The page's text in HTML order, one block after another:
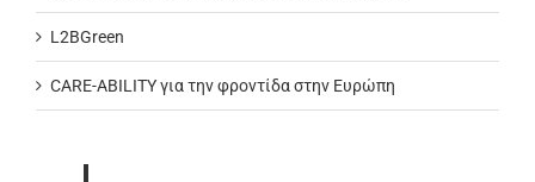
L2BGreen
CARE-ABILITY για την φροντίδα στην Ευρώπη